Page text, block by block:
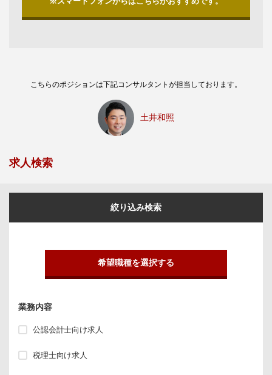
こちらのポジションは下記コンサルタントが担当しております。
土井和照
求人検索
絞り込み検索
希望職種を選択する
業務内容
公認会計士向け求人
税理士向け求人